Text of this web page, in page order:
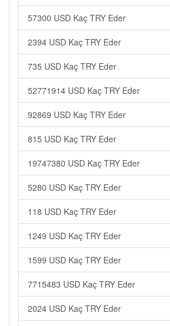
57300 USD Kaç TRY Eder
2394 USD Kaç TRY Eder
735 USD Kaç TRY Eder
52771914 USD Kaç TRY Eder
92869 USD Kaç TRY Eder
815 USD Kaç TRY Eder
19747380 USD Kaç TRY Eder
5280 USD Kaç TRY Eder
118 USD Kaç TRY Eder
1249 USD Kaç TRY Eder
1599 USD Kaç TRY Eder
7715483 USD Kaç TRY Eder
2024 USD Kaç TRY Eder